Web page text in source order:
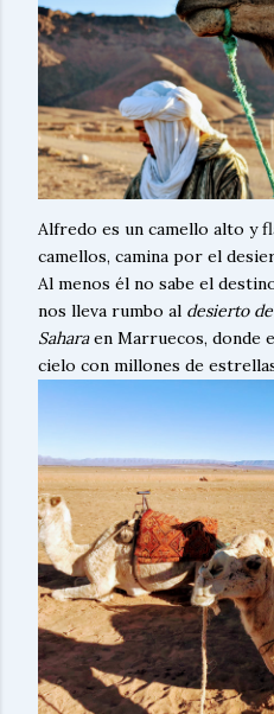
Alfredo es un camello alto y
camellos, camina por el
Al menos él no sabe el
nos lleva rumbo al desierto
Saharaen Marruecos, donde
cielo con millones de